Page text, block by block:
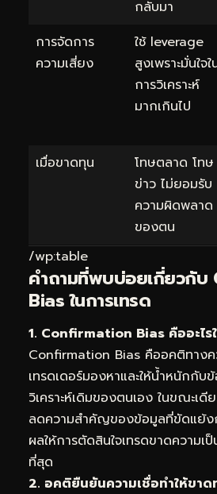
กลับมา
การจัดการ
ความเสี่ยง
ใช้ leverage
สูงเพราะมั่นใจใ
การวิเคราะห์
มากเกินไป
เมื่อขาดทุน
โทษตลาด โทษ
ข่าว ไม่ยอมรับ
ความผิดพลาด
ของตน
/wp:table
คำถามที่พบบ่อยเกี่ยวกับ
Bias ในการเทรด
1. Confirmation Bias คืออะไร
Confirmation Bias คืออคติทางค
เทรดเดอร์มองหาและให้น้ำหนักกั
วิเคราะห์เดิมของตนเอง ในขณะเ
ลดความสำคัญของข้อมูลที่ขัดแย้ง
ผลให้การตัดสินใจเทรดขาดความเ
ที่สุด
2. อคติยืนยันความเชื่อทำให้ขาด